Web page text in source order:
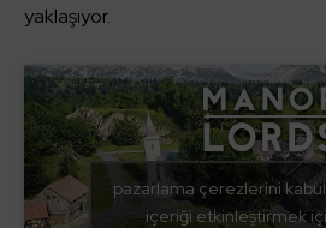
yaklaşıyor.
pazarlama çerezlerini
içeriği etkinleştirmek